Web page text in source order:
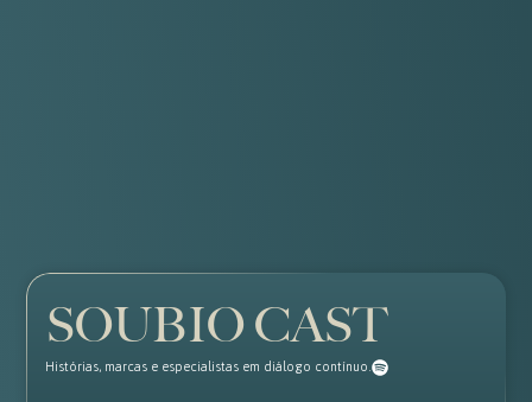
SOUBIO CAST
Histórias, marcas e especialistas em diálogo contínuo.